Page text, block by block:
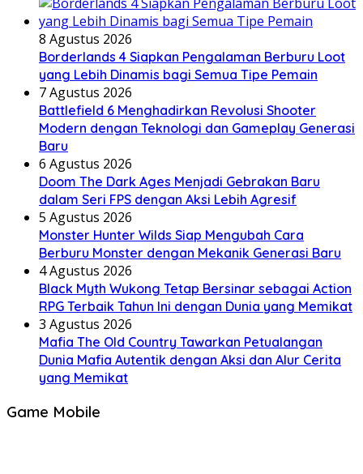
8 Agustus 2026
Borderlands 4 Siapkan Pengalaman Berburu Loot
yang Lebih Dinamis bagi Semua Tipe Pemain
7 Agustus 2026
Battlefield 6 Menghadirkan Revolusi Shooter
Modern dengan Teknologi dan Gameplay Generasi
Baru
6 Agustus 2026
Doom The Dark Ages Menjadi Gebrakan Baru
dalam Seri FPS dengan Aksi Lebih Agresif
5 Agustus 2026
Monster Hunter Wilds Siap Mengubah Cara
Berburu Monster dengan Mekanik Generasi Baru
4 Agustus 2026
Black Myth Wukong Tetap Bersinar sebagai Action
RPG Terbaik Tahun Ini dengan Dunia yang Memikat
3 Agustus 2026
Mafia The Old Country Tawarkan Petualangan
Dunia Mafia Autentik dengan Aksi dan Alur Cerita
yang Memikat
Game Mobile